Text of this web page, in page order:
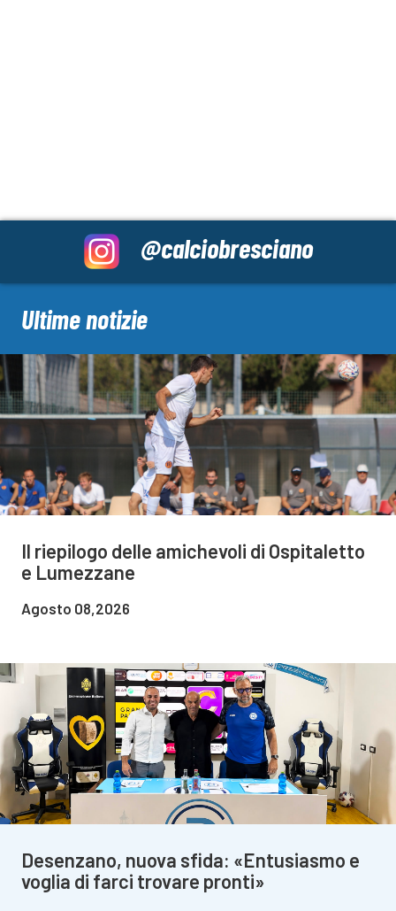
@calciobresciano
Ultime notizie
Il riepilogo delle amichevoli di Ospitaletto
e Lumezzane
Agosto 08,2026
Desenzano, nuova sfida: «Entusiasmo e
voglia di farci trovare pronti»